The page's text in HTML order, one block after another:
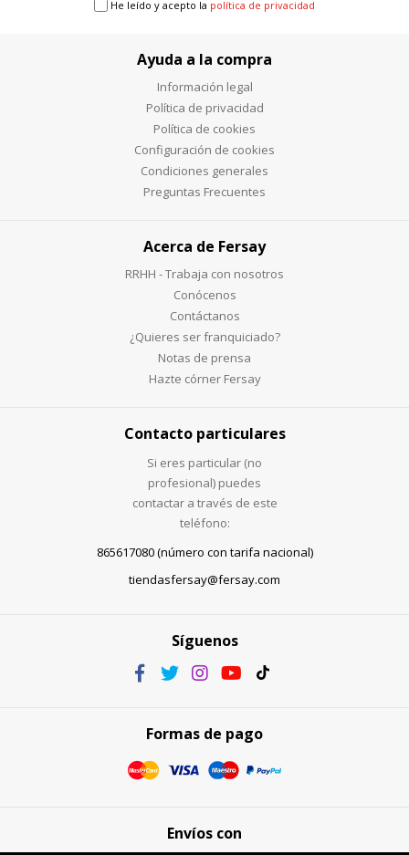
He leído y acepto la política de privacidad
Ayuda a la compra
Información legal
Política de privacidad
Política de cookies
Configuración de cookies
Condiciones generales
Preguntas Frecuentes
Acerca de Fersay
RRHH - Trabaja con nosotros
Conócenos
Contáctanos
¿Quieres ser franquiciado?
Notas de prensa
Hazte córner Fersay
Contacto particulares
Si eres particular (no
profesional) puedes
contactar a través de este
teléfono:
865617080 (número con tarifa nacional)
tiendasfersay@fersay.com
Síguenos
Formas de pago
Envíos con